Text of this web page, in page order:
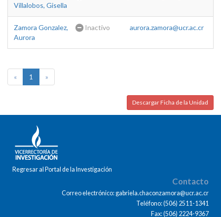
Villalobos, Gisella
Zamora Gonzalez,
Aurora
Inactivo aurora.zamora@ucr.ac.cr
« 1 »
Descargar Ficha de la Unidad
Regresar al Portal de la Investigación
Contacto
Correo electrónico: gabriela.chaconzamora@ucr.ac.cr
Teléfono: (506) 2511-1341
Fax: (506) 2224-9367